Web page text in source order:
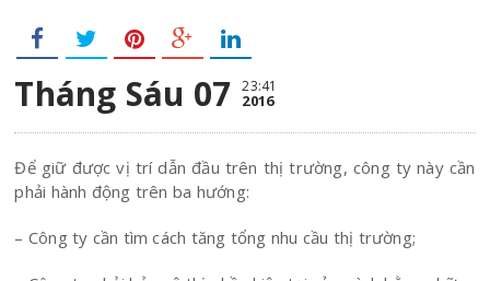
Tháng Sáu 07 23:41
2016
Để giữ được vị trí dẫn đầu trên thị trường, công ty này cần
phải hành động trên ba hướng:
– Công ty cần tìm cách tăng tổng nhu cầu thị trường;